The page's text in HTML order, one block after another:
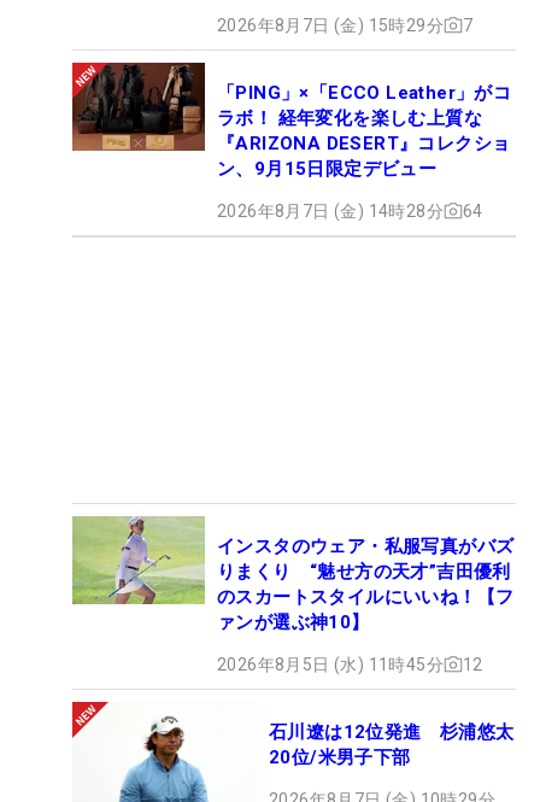
2026年8月7日 (金) 15時29分 7
「PING」×「ECCO Leather」がコ
ラボ！ 経年変化を楽しむ上質な
『ARIZONA DESERT』コレクショ
ン、9月15日限定デビュー
2026年8月7日 (金) 14時28分 64
インスタのウェア・私服写真がバズ
りまくり “魅せ方の天才”吉田優利
のスカートスタイルにいいね！【フ
ァンが選ぶ神10】
2026年8月5日 (水) 11時45分 12
石川遼は12位発進 杉浦悠太
20位/米男子下部